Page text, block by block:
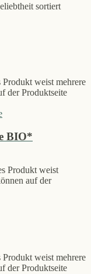
sortiert
Produkt weist mehrere
der Produktseite
BIO*
Produkt weist
auf der
Produkt weist mehrere
der Produktseite